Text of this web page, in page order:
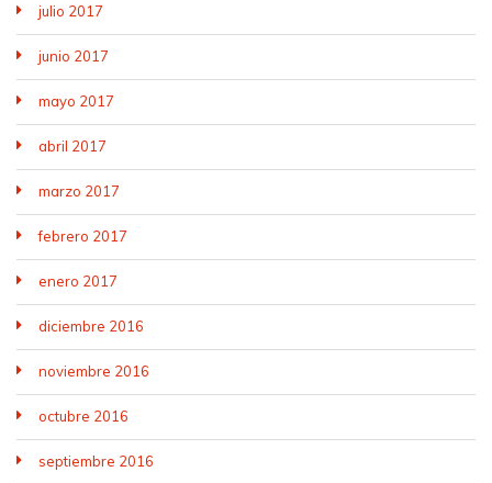
julio 2017
junio 2017
mayo 2017
abril 2017
marzo 2017
febrero 2017
enero 2017
diciembre 2016
noviembre 2016
octubre 2016
septiembre 2016